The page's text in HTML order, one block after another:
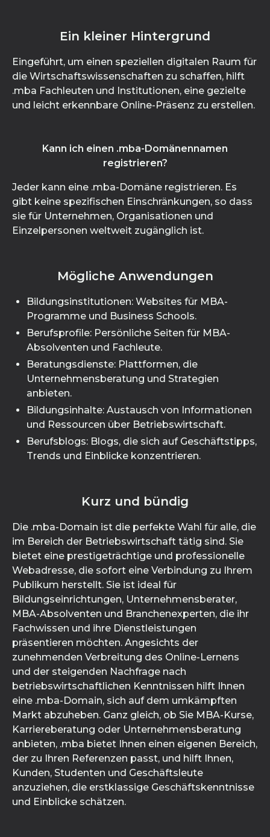
Ein kleiner Hintergrund
Eingeführt, um einen speziellen digitalen Raum für
die Wirtschaftswissenschaften zu schaffen, hilft
.mba Fachleuten und Institutionen, eine gezielte
und leicht erkennbare Online-Präsenz zu erstellen.
Kann ich einen .mba-Domänennamen
registrieren?
Jeder kann eine .mba-Domäne registrieren. Es
gibt keine spezifischen Einschränkungen, so dass
sie für Unternehmen, Organisationen und
Einzelpersonen weltweit zugänglich ist.
Mögliche Anwendungen
Bildungsinstitutionen: Websites für MBA-
Programme und Business Schools.
Berufsprofile: Persönliche Seiten für MBA-
Absolventen und Fachleute.
Beratungsdienste: Plattformen, die
Unternehmensberatung und Strategien
anbieten.
Bildungsinhalte: Austausch von Informationen
und Ressourcen über Betriebswirtschaft.
Berufsblogs: Blogs, die sich auf Geschäftstipps,
Trends und Einblicke konzentrieren.
Kurz und bündig
Die .mba-Domain ist die perfekte Wahl für alle, die
im Bereich der Betriebswirtschaft tätig sind. Sie
bietet eine prestigeträchtige und professionelle
Webadresse, die sofort eine Verbindung zu Ihrem
Publikum herstellt. Sie ist ideal für
Bildungseinrichtungen, Unternehmensberater,
MBA-Absolventen und Branchenexperten, die ihr
Fachwissen und ihre Dienstleistungen
präsentieren möchten. Angesichts der
zunehmenden Verbreitung des Online-Lernens
und der steigenden Nachfrage nach
betriebswirtschaftlichen Kenntnissen hilft Ihnen
eine .mba-Domain, sich auf dem umkämpften
Markt abzuheben. Ganz gleich, ob Sie MBA-Kurse,
Karriereberatung oder Unternehmensberatung
anbieten, .mba bietet Ihnen einen eigenen Bereich,
der zu Ihren Referenzen passt, und hilft Ihnen,
Kunden, Studenten und Geschäftsleute
anzuziehen, die erstklassige Geschäftskenntnisse
und Einblicke schätzen.